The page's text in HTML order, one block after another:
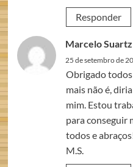
Responder
Marcelo Suartz
25 de setembro de
Obrigado todos
mais não é,
mim. Estou
para conseguir
todos e
M.S.